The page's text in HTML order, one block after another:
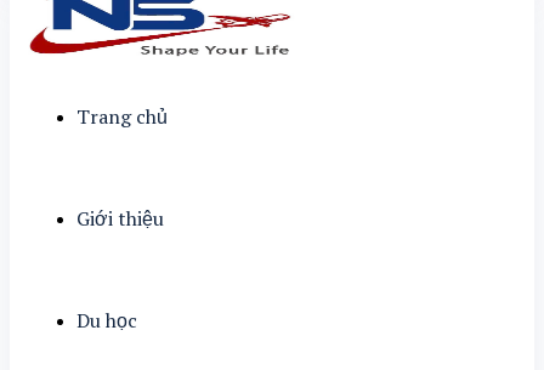
Trang chủ
Giới thiệu
Du học